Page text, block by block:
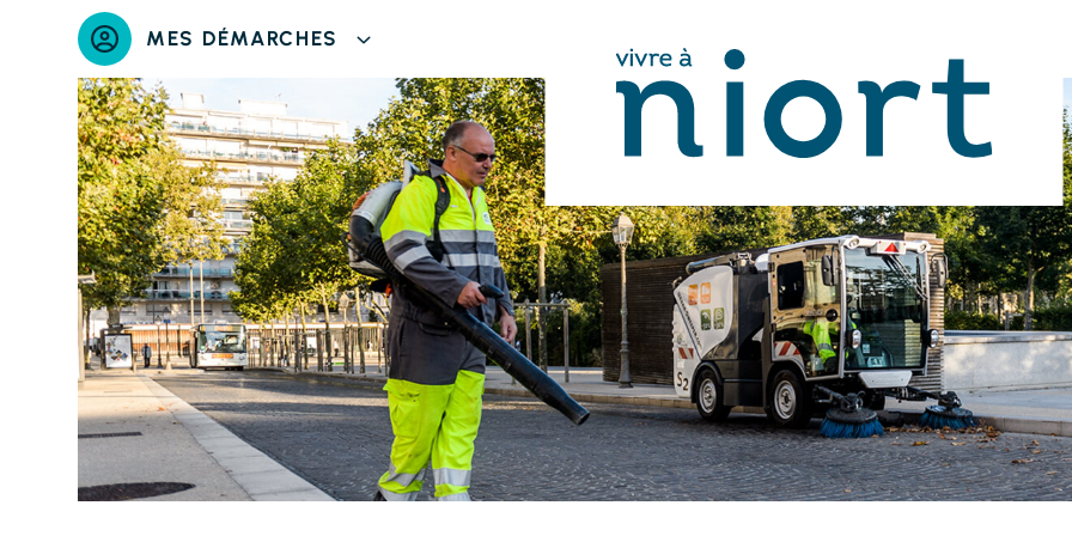
Panneau de gestion des cookies
MES DÉMARCHES